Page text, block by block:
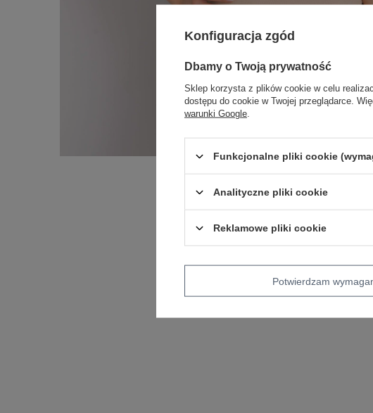
Konfiguracja zgód
Dbamy o Twoją prywatność
Sklep korzysta z plików cookie w celu
dostępu do cookie w Twojej przeglądarce.
warunki Google
Funkcjonalne pliki cookie
Analityczne pliki cookie
Reklamowe pliki cookie
Potwierdzam